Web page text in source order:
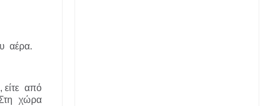
αέρα.
είτε από
Στη χώρα